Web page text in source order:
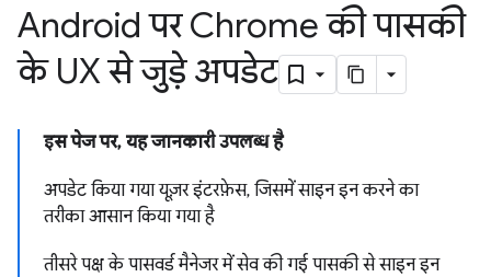
Android पर Chrome की पासकी
के UX से जुड़े अपडेट
इस पेज पर, यह जानकारी उपलब्ध है
अपडेट किया गया यूज़र इंटरफ़ेस, जिसमें साइन इन करने का
तरीका आसान किया गया है
तीसरे पक्ष के पासवर्ड मैनेजर में सेव की गई पासकी से साइन इन